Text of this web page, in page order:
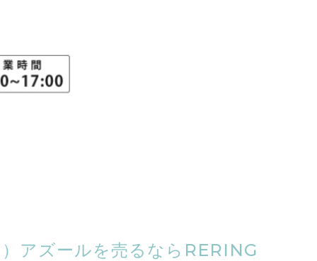
アズールを売るならRERING